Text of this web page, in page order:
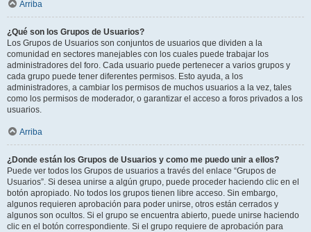
Arriba
¿Qué son los Grupos de Usuarios?
Los Grupos de Usuarios son conjuntos de usuarios que dividen a la
comunidad en sectores manejables con los cuales puede trabajar los
administradores del foro. Cada usuario puede pertenecer a varios grupos y
cada grupo puede tener diferentes permisos. Esto ayuda, a los
administradores, a cambiar los permisos de muchos usuarios a la vez, tales
como los permisos de moderador, o garantizar el acceso a foros privados a los
usuarios.
Arriba
¿Donde están los Grupos de Usuarios y como me puedo unir a ellos?
Puede ver todos los Grupos de usuarios a través del enlace “Grupos de
Usuarios”. Si desea unirse a algún grupo, puede proceder haciendo clic en el
botón apropiado. No todos los grupos tienen libre acceso. Sin embargo,
algunos requieren aprobación para poder unirse, otros están cerrados y
algunos son ocultos. Si el grupo se encuentra abierto, puede unirse haciendo
clic en el botón correspondiente. Si el grupo requiere de aprobación para